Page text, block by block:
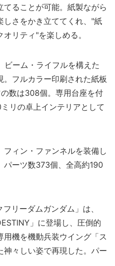
ることが可能。紙製ながら
しさをかき立ててくれ、"紙
リティ"を楽しめる。
ーム・ライフルを構えた
フルカラー印刷された紙板
数は308個。専用台座を付
リの卓上インテリアとして
ィン・ファンネルを装備し
パーツ数373個、全高約190
リーダムガンダム」は、
」に登場し、圧倒的
機を機動兵装ウイング「ス
々しい姿で再現した。パー